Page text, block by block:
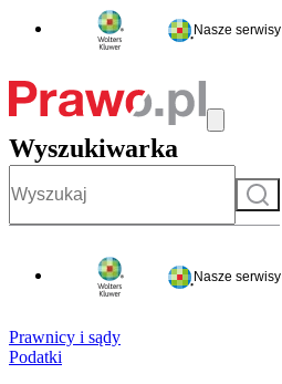
Nasze serwisy
Wyszukiwarka
Szukaj
Nasze serwisy
Prawnicy i sądy
Podatki